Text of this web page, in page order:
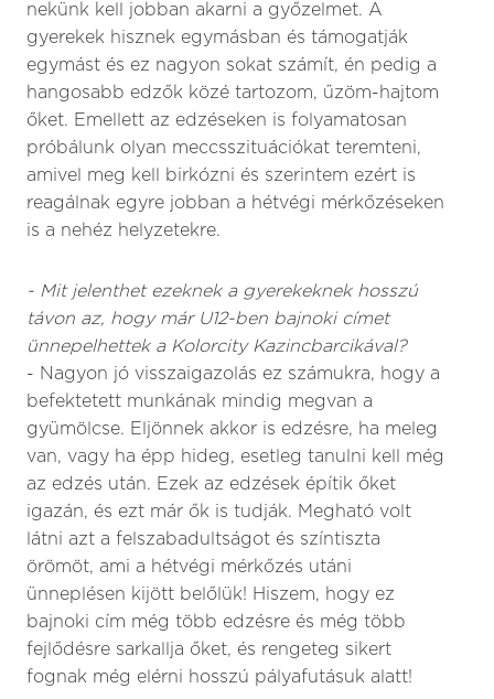
nekünk kell jobban akarni a győzelmet. A
gyerekek hisznek egymásban és támogatják
egymást és ez nagyon sokat számít, én pedig a
hangosabb edzők közé tartozom, űzöm-hajtom
őket. Emellett az edzéseken is folyamatosan
próbálunk olyan meccsszituációkat teremteni,
amivel meg kell birkózni és szerintem ezért is
reagálnak egyre jobban a hétvégi mérkőzéseken
is a nehéz helyzetekre.
- Mit jelenthet ezeknek a gyerekeknek hosszú
távon az, hogy már U12-ben bajnoki címet
ünnepelhettek a Kolorcity Kazincbarcikával?
- Nagyon jó visszaigazolás ez számukra, hogy a
befektetett munkának mindig megvan a
gyümölcse. Eljönnek akkor is edzésre, ha meleg
van, vagy ha épp hideg, esetleg tanulni kell még
az edzés után. Ezek az edzések építik őket
igazán, és ezt már ők is tudják. Megható volt
látni azt a felszabadultságot és színtiszta
örömöt, ami a hétvégi mérkőzés utáni
ünneplésen kijött belőlük! Hiszem, hogy ez
bajnoki cím még több edzésre és még több
fejlődésre sarkallja őket, és rengeteg sikert
fognak még elérni hosszú pályafutásuk alatt!